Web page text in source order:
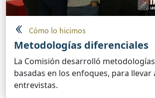
Cómo lo hicimos
Metodologías diferenciales
La Comisión desarrolló
basadas en los enfoques, para llevar
entrevistas.